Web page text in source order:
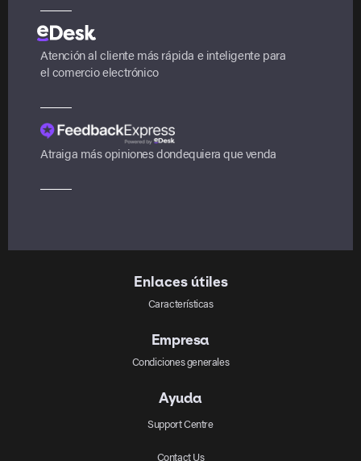
Atención al cliente más rápida e inteligente para
el comercio electrónico
Atraiga más opiniones dondequiera que venda
Enlaces útiles
Características
Empresa
Condiciones generales
Ayuda
Support Centre
Contact Us